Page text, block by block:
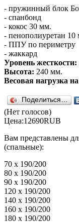
- пружинный блок
- спанбонд
- кокос 30 мм.
- пенополиуретан 10
- ППУ по периметру
- жаккард
Уровень жесткости:
Высота: 240 мм.
Весовая нагрузка
Поделиться…
(Нет голосов)
Цена:12690RUB
Вам представлены
(спальные):
70 x 190/200
80 x 190/200
90 x 190/200
120 x 190/200
140 x 190/200
160 x 190/200
180 x 190/200